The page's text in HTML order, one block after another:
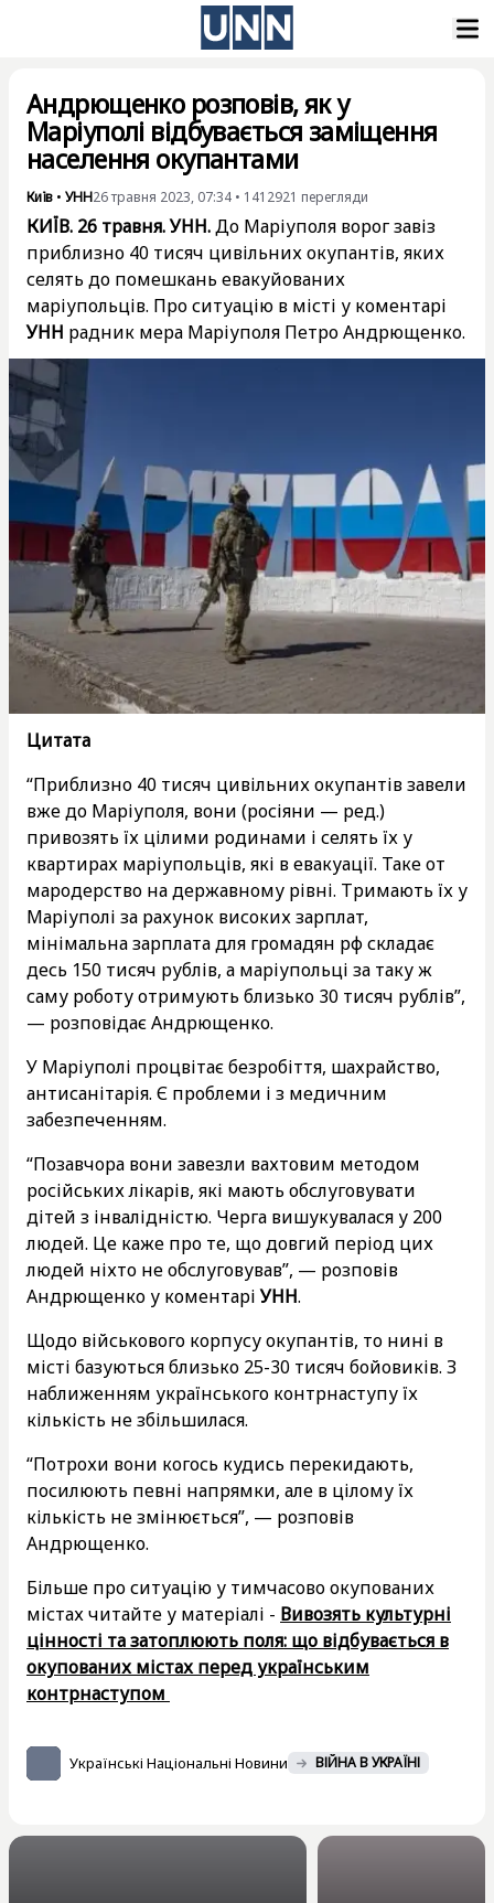
Андрющенко розповів, як у
Маріуполі відбувається заміщення
населення окупантами
Київ • УНН26 травня 2023, 07:34 • 1412921 перегляди
КИЇВ. 26 травня. УНН.До Маріуполя ворог завіз
приблизно 40 тисяч цивільних окупантів, яких
селять до помешкань евакуйованих
маріупольців. Про ситуацію в місті у коментарі
УНН радник мера Маріуполя Петро Андрющенко.
Цитата
“Приблизно 40 тисяч цивільних окупантів завели
вже до Маріуполя, вони (росіяни — ред.)
привозять їх цілими родинами і селять їх у
квартирах маріупольців, які в евакуації. Таке от
мародерство на державному рівні. Тримають їх у
Маріуполі за рахунок високих зарплат,
мінімальна зарплата для громадян рф складає
десь 150 тисяч рублів, а маріупольці за таку ж
саму роботу отримують близько 30 тисяч рублів”,
— розповідає Андрющенко.
У Маріуполі процвітає безробіття, шахрайство,
антисанітарія. Є проблеми і з медичним
забезпеченням.
“Позавчора вони завезли вахтовим методом
російських лікарів, які мають обслуговувати
дітей з інвалідністю. Черга вишукувалася у 200
людей. Це каже про те, що довгий період цих
людей ніхто не обслуговував”, — розповів
Андрющенко у коментаріУНН.
Щодо військового корпусу окупантів, то нині в
місті базуються близько 25-30 тисяч бойовиків. З
наближенням українського контрнаступу їх
кількість не збільшилася.
“Потрохи вони когось кудись перекидають,
посилюють певні напрямки, але в цілому їх
кількість не змінюється”, — розповів
Андрющенко.
Більше про ситуацію у тимчасово окупованих
містах читайте у матеріалі - Вивозять культурні
цінності та затоплюють поля: що відбувається в
окупованих містах перед українським
контрнаступом
Українські Національні Новини ВІЙНА В УКРАЇНІ